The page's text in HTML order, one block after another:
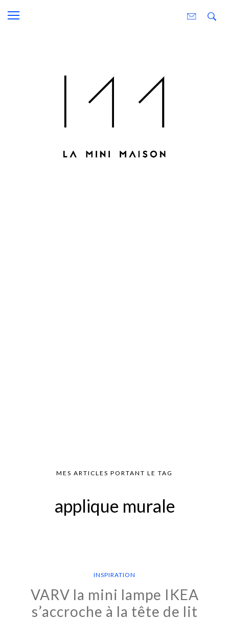
MES ARTICLES PORTANT LE TAG
applique murale
INSPIRATION
VARV la mini lampe IKEA
s’accroche à la tête de lit